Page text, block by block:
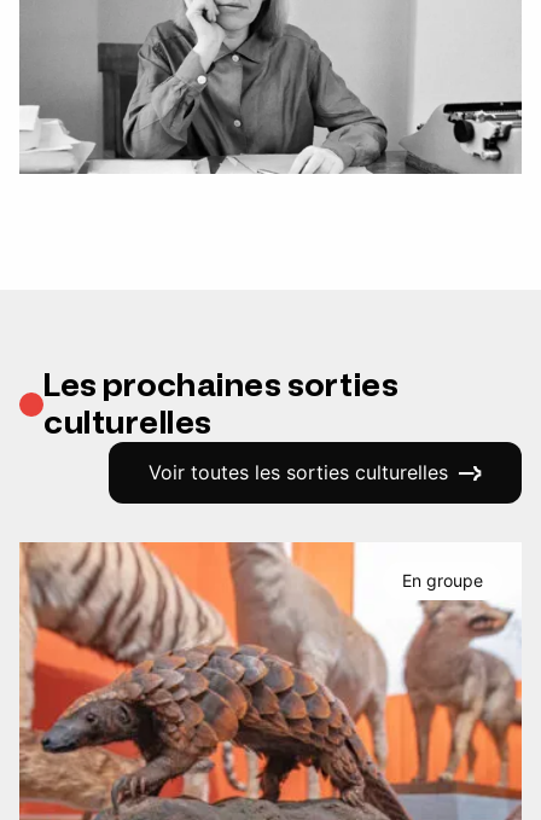
Les prochaines sorties
culturelles
Voir toutes les sorties culturelles
En groupe